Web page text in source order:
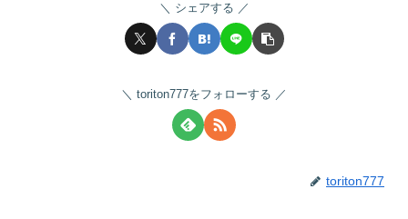
シェアする
toriton777をフォローする
toriton777